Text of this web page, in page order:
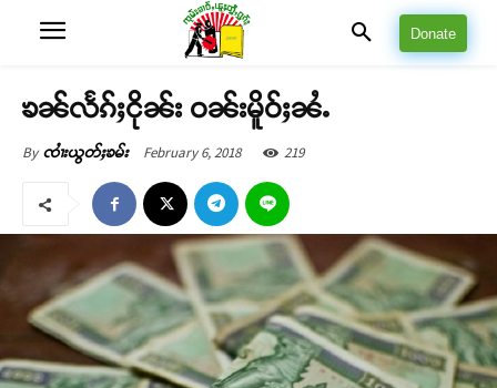
Donate
ၶၼ်လႅၵ်ႈငိုၼ်း ဝၼ်းမိူဝ်ႈၼႆႉ
By ၸၢႆးယွတ်ႈၶမ်း February 6, 2018 219